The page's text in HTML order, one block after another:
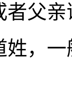
者父
姓，